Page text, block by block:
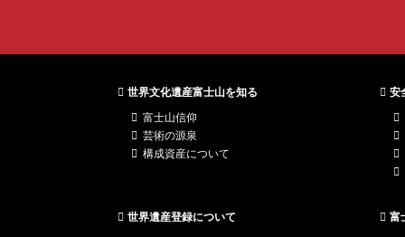
世界文化遺産富士山を知る
富士山信仰
芸術の源泉
構成資産について
安
世界遺産登録について 富